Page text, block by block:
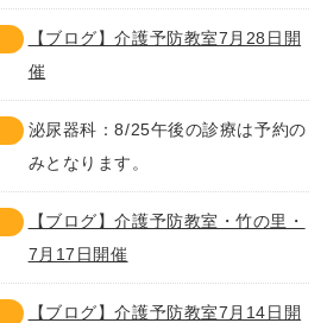
【ブログ】介護予防教室7月28日開
催
泌尿器科：8/25午後の診療は予約の
みとなります。
【ブログ】介護予防教室・竹の里・
7月17日開催
【ブログ】介護予防教室7月14日開